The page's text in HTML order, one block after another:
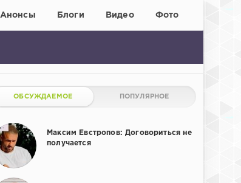
Анонсы Блоги Видео Фото
ОБСУЖДАЕМОЕ ПОПУЛЯРНОЕ
Максим Евстропов: Договориться не
получается